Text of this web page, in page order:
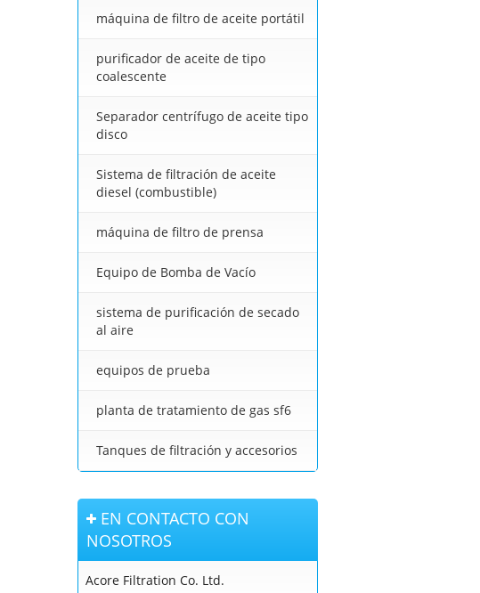
máquina de filtro de aceite portátil
purificador de aceite de tipo
coalescente
Separador centrífugo de aceite tipo
disco
Sistema de filtración de aceite
diesel (combustible)
máquina de filtro de prensa
Equipo de Bomba de Vacío
sistema de purificación de secado
al aire
equipos de prueba
planta de tratamiento de gas sf6
Tanques de filtración y accesorios
EN CONTACTO CON
NOSOTROS
Acore Filtration Co. Ltd.